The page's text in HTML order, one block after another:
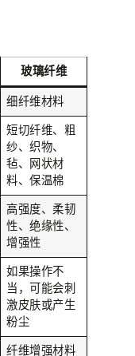
玻璃纤维
细纤维材料
短切纤维、粗
纱、织物、
毡、网状材
料、保温棉
高强度、柔韧
性、绝缘性、
增强性
如果操作不
当，可能会刺
激皮肤或产生
粉尘
纤维增强材料